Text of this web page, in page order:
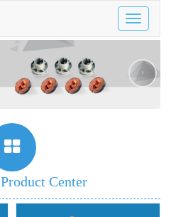
Toggle
›
Product Center